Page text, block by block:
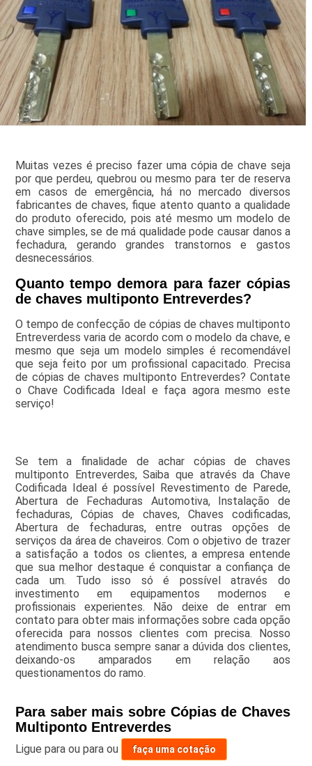
Muitas vezes é preciso fazer uma cópia de chave seja
por que perdeu, quebrou ou mesmo para ter de reserva
em casos de emergência, há no mercado diversos
fabricantes de chaves, fique atento quanto a qualidade
do produto oferecido, pois até mesmo um modelo de
chave simples, se de má qualidade pode causar danos a
fechadura, gerando grandes transtornos e gastos
desnecessários.
Quanto tempo demora para fazer cópias
de chaves multiponto Entreverdes?
O tempo de confecção de cópias de chaves multiponto
Entreverdess varia de acordo com o modelo da chave, e
mesmo que seja um modelo simples é recomendável
que seja feito por um profissional capacitado. Precisa
de cópias de chaves multiponto Entreverdes? Contate
o Chave Codificada Ideal e faça agora mesmo este
serviço!
Se tem a finalidade de achar cópias de chaves
multiponto Entreverdes, Saiba que através da Chave
Codificada Ideal é possível Revestimento de Parede,
Abertura de Fechaduras Automotiva, Instalação de
fechaduras, Cópias de chaves, Chaves codificadas,
Abertura de fechaduras, entre outras opções de
serviços da área de chaveiros. Com o objetivo de trazer
a satisfação a todos os clientes, a empresa entende
que sua melhor destaque é conquistar a confiança de
cada um. Tudo isso só é possível através do
investimento em equipamentos modernos e
profissionais experientes. Não deixe de entrar em
contato para obter mais informações sobre cada opção
oferecida para nossos clientes com precisa. Nosso
atendimento busca sempre sanar a dúvida dos clientes,
deixando-os amparados em relação aos
questionamentos do ramo.
Para saber mais sobre Cópias de Chaves
Multiponto Entreverdes
Ligue para ou para ou faça uma cotação